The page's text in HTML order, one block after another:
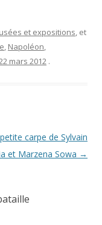
et expositions, et
, Napoléon,
mars 2012 .
carpe de Sylvain
et Marzena Sowa →